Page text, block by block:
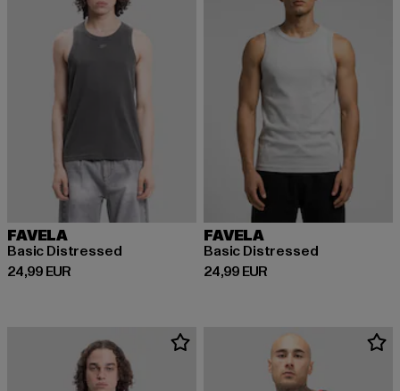
FAVELA
Basic Distressed
24,99 EUR
Prix courant: 24,99 EUR
FAVELA
Basic Distressed
24,99 EUR
Prix courant: 24,99 EUR